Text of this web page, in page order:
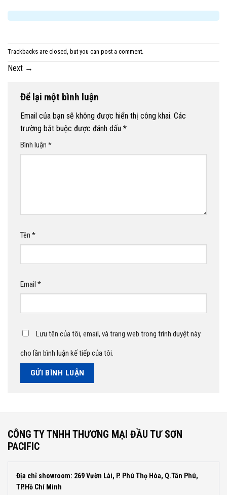
Trackbacks are closed, but you can post a comment
Next →
Để lại một bình luận
Email của bạn sẽ không được hiển thị công khai. Các
trường bắt buộc được đánh dấu *
Bình luận *
Tên *
Email *
Lưu tên của tôi, email, và trang web trong trình duyệt này
cho lần bình luận kế tiếp của tôi.
CÔNG TY TNHH THƯƠNG MẠI ĐẦU TƯ SƠN
PACIFIC
Địa chỉ showroom: 269 Vườn Lài, P. Phú Thọ Hòa, Q.Tân Phú,
TP.Hồ Chí Minh